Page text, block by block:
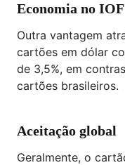
Economia no IOF
Outra vantagem
cartões em dólar
de 3,5%, em
cartões brasileiros.
Aceitação global
Geralmente, o